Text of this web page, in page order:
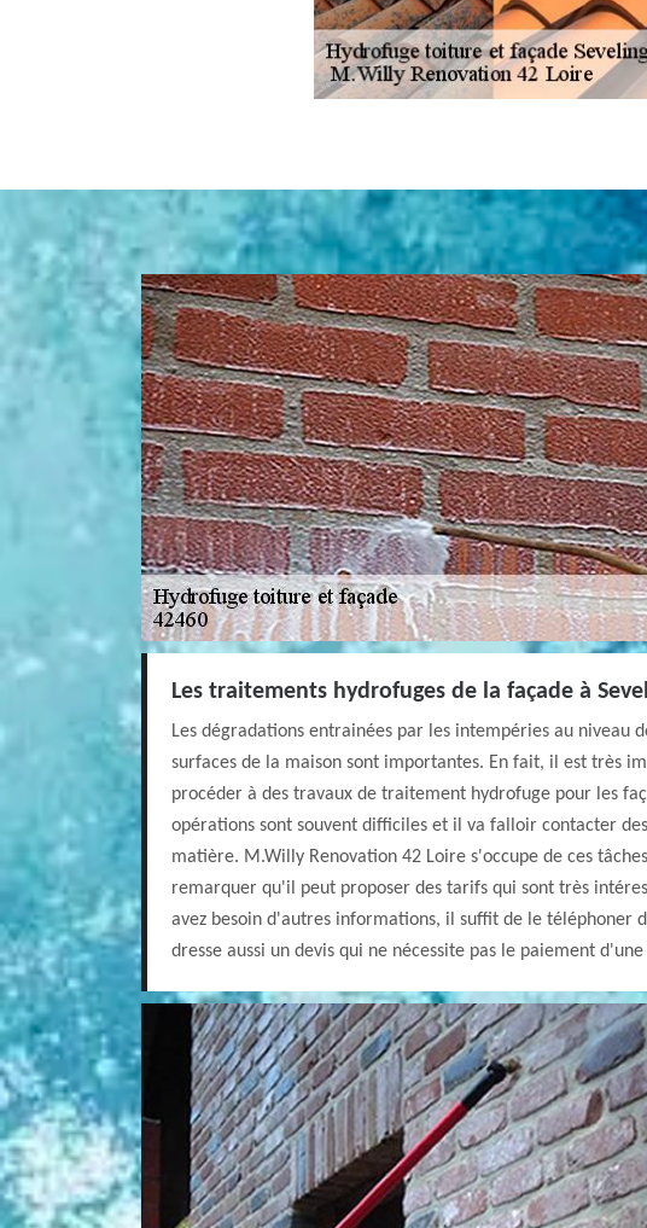
Les traitements hydrofuges de la façade à
Les dégradations entrainées par les intempéries au niveau
surfaces de la maison sont importantes. En fait, il est très
procéder à des travaux de traitement hydrofuge pour les
opérations sont souvent difficiles et il va falloir contacter
matière. M.Willy Renovation 42 Loire s'occupe de ces
remarquer qu'il peut proposer des tarifs qui sont très
avez besoin d'autres informations, il suffit de le téléphoner
dresse aussi un devis qui ne nécessite pas le paiement